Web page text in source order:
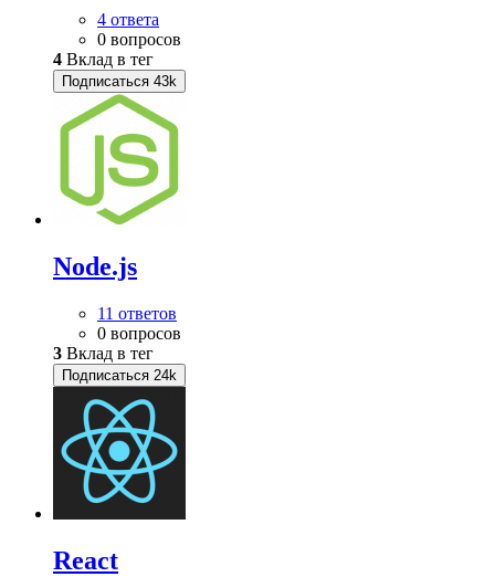
4 ответа
0 вопросов
4 Вклад в тег
Подписаться 43k
Node.js
11 ответов
0 вопросов
3 Вклад в тег
Подписаться 24k
React